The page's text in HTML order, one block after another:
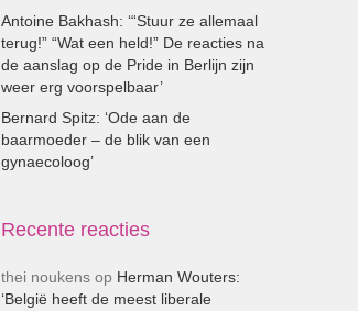
Antoine Bakhash: ‘“Stuur ze allemaal
terug!” “Wat een held!” De reacties na
de aanslag op de Pride in Berlijn zijn
weer erg voorspelbaar’
Bernard Spitz: ‘Ode aan de
baarmoeder – de blik van een
gynaecoloog’
Recente reacties
thei noukensop Herman Wouters:
‘België heeft de meest liberale